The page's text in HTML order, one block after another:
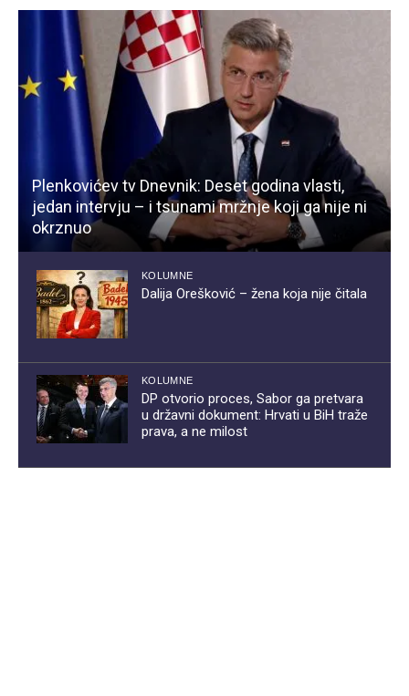
Plenkovićev tv Dnevnik: Deset godina vlasti,
jedan intervju – i tsunami mržnje koji ga nije ni
okrznuo
KOLUMNE
Dalija Orešković – žena koja nije čitala
KOLUMNE
DP otvorio proces, Sabor ga pretvara
u državni dokument: Hrvati u BiH traže
prava, a ne milost